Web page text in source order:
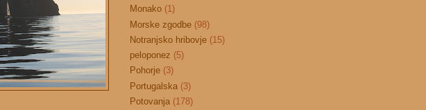
Monako (1)
Morske zgodbe (98)
Notranjsko hribovje (15)
peloponez (5)
Pohorje (3)
Portugalska (3)
Potovanja (178)